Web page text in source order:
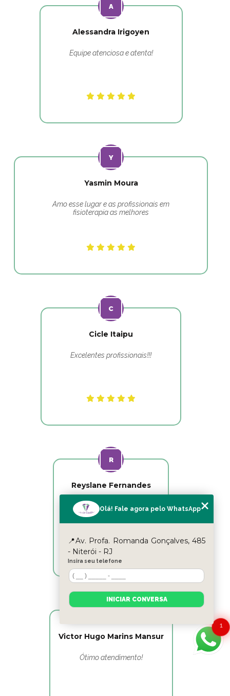
Alessandra Irigoyen
Equipe atenciosa e atenta!
Yasmin Moura
Amo esse lugar e as profissionais em
fisioterapia as melhores
Cicle Itaipu
Excelentes profissionais!!!
Reyslane Fernandes
Excelente equipe!!
Victor Hugo Marins Mansur
Ótimo atendimento!
1
Olá! Fale agora pelo WhatsApp
📍Av. Profa. Romanda Gonçalves, 485
- Niterói - RJ
Insira seu telefone
INICIAR CONVERSA